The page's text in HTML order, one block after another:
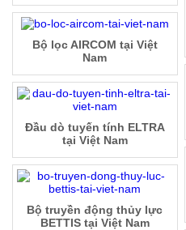
Bộ lọc AIRCOM tại Việt
Nam
Đầu dò tuyến tính ELTRA
tại Việt Nam
Bộ truyền động thủy lực
BETTIS tại Việt Nam